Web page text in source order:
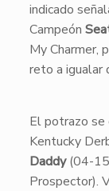
indicado
Campeón
My Charmer,
reto a igualar
El potrazo se
Kentucky
Daddy(04-
Prospector).